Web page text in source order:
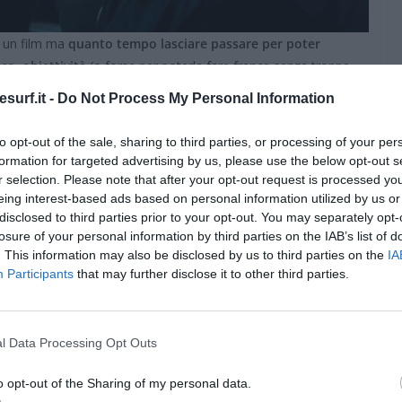
- Do Not Process My Personal Information
opt-out of the sale, sharing to third parties, or processing of your
for targeted advertising by us, please use the below opt-out
selection. Please note that after your opt-out request is processed
interest-based ads based on personal information utilized by us
to third parties prior to your opt-out. You may separately
of your personal information by third parties on the IAB’s list of
This information may also be disclosed by us to third parties on the
Participants that may further disclose it to other third parties.
Data Processing Opt Outs
opt-out of the Sharing of my personal data.
film ma quanto tempo lasciare passare per poter
obiettività(o forse per poterla fare franca senza troppe
a patto di veicolare visivamente e a livello
sa di luttuoso
non familiari presenziano a funerali molto dolorosi.
suoracconto degli attacchi del Novembre 2015 nel cuore
– i cinque giorni del Bataclan segue fino all’estremo questa
un messaggio non così inaspettato, in maniera forte e chiara.
cinque giorni del Bataclan:
del Bataclan
cinque giorni del Bataclan
– i cinque giorni del